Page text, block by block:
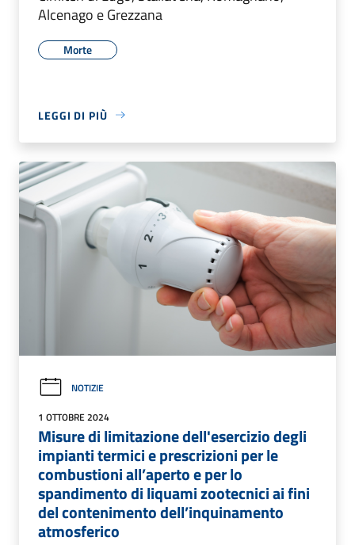
Alcenago e Grezzana
Morte
LEGGI DI PIÙ
NOTIZIE
1 OTTOBRE 2024
Misure di limitazione dell'esercizio degli
impianti termici e prescrizioni per le
combustioni all’aperto e per lo
spandimento di liquami zootecnici ai fini
del contenimento dell’inquinamento
atmosferico